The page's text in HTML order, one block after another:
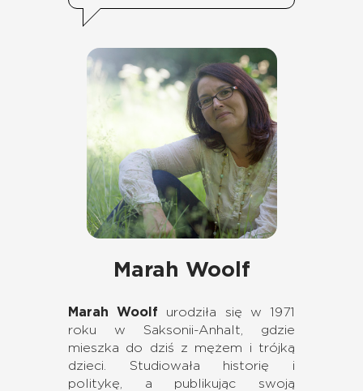
Marah Woolf
Marah Woolf urodziła się w 1971
roku w Saksonii-Anhalt, gdzie
mieszka do dziś z mężem i trójką
dzieci. Studiowała historię i
politykę, a publikując swoją